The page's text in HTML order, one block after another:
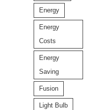
Energy
Energy
Costs
Energy
Saving
Fusion
Light Bulb